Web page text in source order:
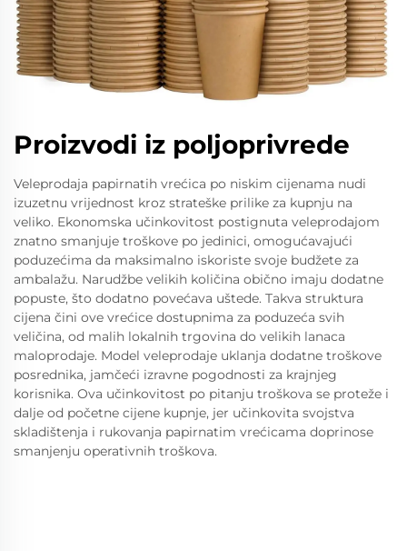
Proizvodi iz poljoprivrede
Veleprodaja papirnatih vrećica po niskim cijenama nudi
izuzetnu vrijednost kroz strateške prilike za kupnju na
veliko. Ekonomska učinkovitost postignuta veleprodajom
znatno smanjuje troškove po jedinici, omogućavajući
poduzećima da maksimalno iskoriste svoje budžete za
ambalažu. Narudžbe velikih količina obično imaju dodatne
popuste, što dodatno povećava uštede. Takva struktura
cijena čini ove vrećice dostupnima za poduzeća svih
veličina, od malih lokalnih trgovina do velikih lanaca
maloprodaje. Model veleprodaje uklanja dodatne troškove
posrednika, jamčeći izravne pogodnosti za krajnjeg
korisnika. Ova učinkovitost po pitanju troškova se proteže i
dalje od početne cijene kupnje, jer učinkovita svojstva
skladištenja i rukovanja papirnatim vrećicama doprinose
smanjenju operativnih troškova.